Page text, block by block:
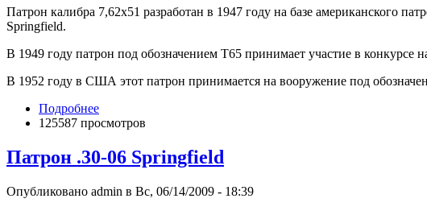
Патрон калибра 7,62x51 разработан в 1947 году на базе американского
Springfield.
В 1949 году патрон под обозначением Т65 принимает участие в
В 1952 году в США этот патрон принимается на вооружение под
Подробнее
125587 просмотров
Патрон .30-06 Springfield
Опубликовано admin в Вс, 06/14/2009 - 18:39